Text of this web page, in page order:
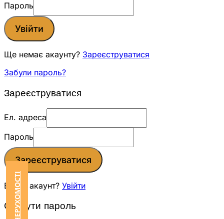
Пароль
Увійти
Ще немає акаунту? Зареєструватися
Забули пароль?
Зареєструватися
Ел. адреса
Пароль
Зареєструватися
Вже є акаунт? Увійти
Скинути пароль